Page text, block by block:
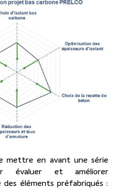
mettre en avant une série
évaluer et améliorer
des éléments préfabriqués :